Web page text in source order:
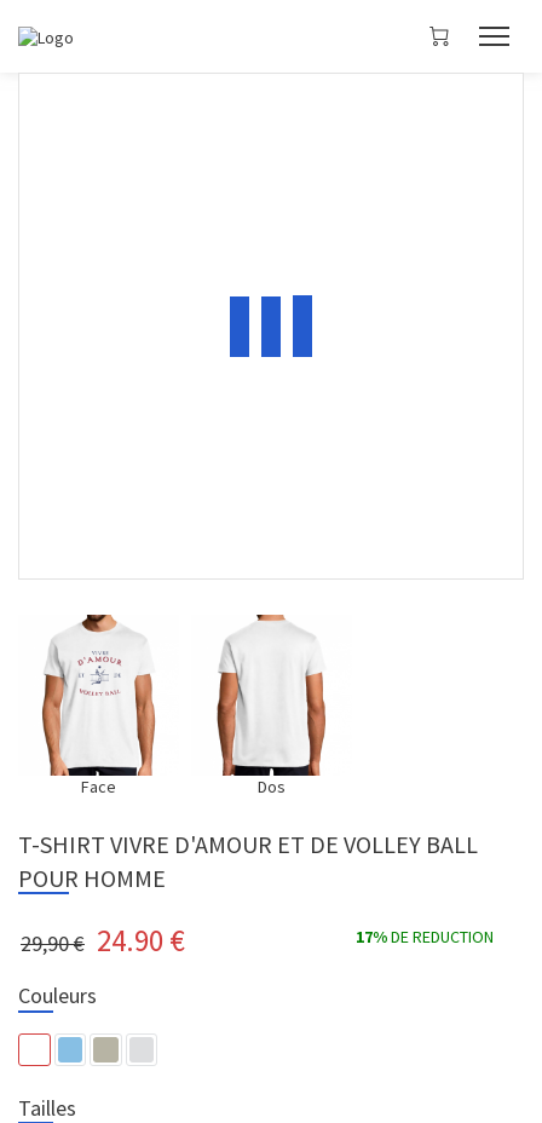
Face Dos
T-SHIRT VIVRE D'AMOUR ET DE VOLLEY BALL
POUR HOMME
29,90 € 24.90 € 17%DE REDUCTION
Couleurs
Tailles